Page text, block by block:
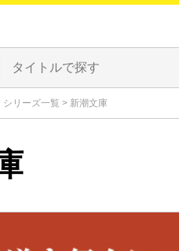
シリーズ一覧 > 新潮文庫